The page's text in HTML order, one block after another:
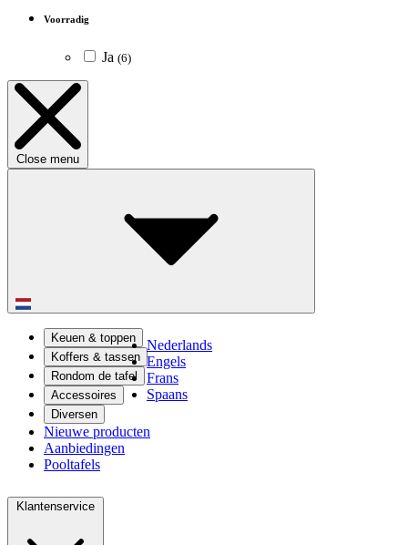
Voorradig
Ja (6)
Close menu
Nederlands
Engels
Frans
Spaans
Keuen & toppen
Koffers & tassen
Rondom de tafel
Accessoires
Diversen
Nieuwe producten
Aanbiedingen
Pooltafels
Klantenservice